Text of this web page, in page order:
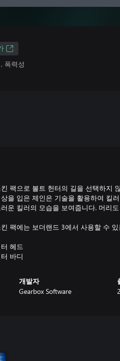
폭력성
팩으로 볼트 헌터의 길을 선택하지
을 입은 제인은 기술을 활용하여 킬
운 킬러의 모습을 보여줍니다. 머리
팩에는 보더랜드 3에서 사용할 수
헤드
바디
개발자
Gearbox Software